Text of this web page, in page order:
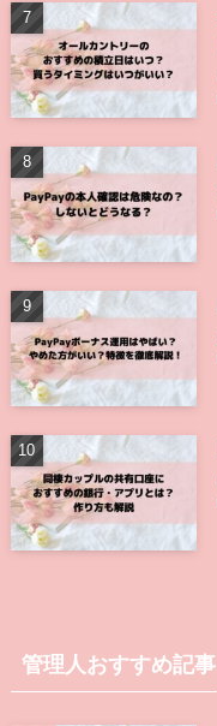
管理人おすすめ記事